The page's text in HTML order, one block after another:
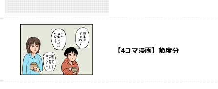
【4コマ漫画】節度分